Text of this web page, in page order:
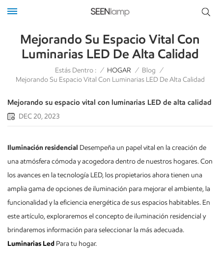
Mejorando Su Espacio Vital Con
Luminarias LED De Alta Calidad
Estás Dentro : / HOGAR / Blog /
Mejorando Su Espacio Vital Con Luminarias LED De Alta Calidad
Mejorando su espacio vital con luminarias LED de alta calidad
DEC 20, 2023
Iluminación residencial Desempeña un papel vital en la creación de
una atmósfera cómoda y acogedora dentro de nuestros hogares. Con
los avances en la tecnología LED, los propietarios ahora tienen una
amplia gama de opciones de iluminación para mejorar el ambiente, la
funcionalidad y la eficiencia energética de sus espacios habitables. En
este artículo, exploraremos el concepto de iluminación residencial y
brindaremos información para seleccionar la más adecuada.
Luminarias Led Para tu hogar.